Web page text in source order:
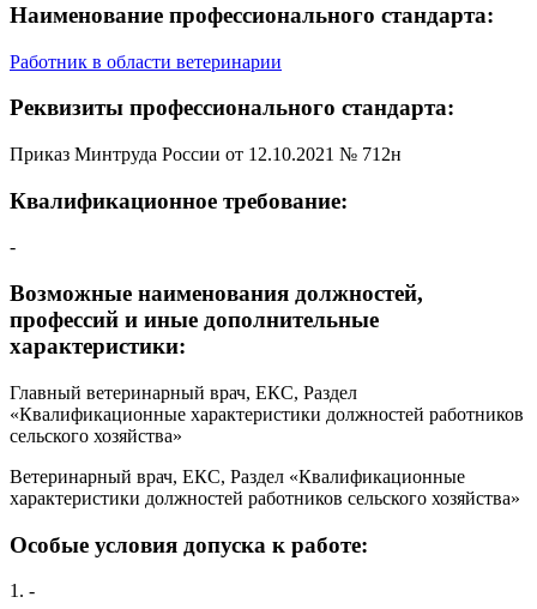
Наименование профессионального стандарта:
Работник в области ветеринарии
Реквизиты профессионального стандарта:
Приказ Минтруда России от 12.10.2021 № 712н
Квалификационное требование:
-
Возможные наименования должностей,
профессий и иные дополнительные
характеристики:
Главный ветеринарный врач, ЕКС, Раздел
«Квалификационные характеристики должностей работников
сельского хозяйства»
Ветеринарный врач, ЕКС, Раздел «Квалификационные
характеристики должностей работников сельского хозяйства»
Особые условия допуска к работе:
1. -